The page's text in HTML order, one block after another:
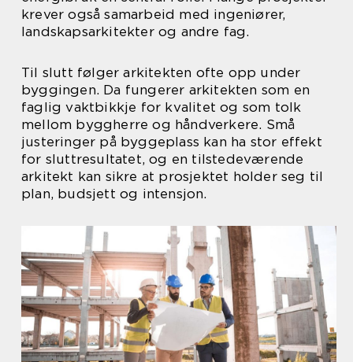
krever også samarbeid med ingeniører,
landskapsarkitekter og andre fag.
Til slutt følger arkitekten ofte opp under
byggingen. Da fungerer arkitekten som en
faglig vaktbikkje for kvalitet og som tolk
mellom byggherre og håndverkere. Små
justeringer på byggeplass kan ha stor effekt
for sluttresultatet, og en tilstedeværende
arkitekt kan sikre at prosjektet holder seg til
plan, budsjett og intensjon.